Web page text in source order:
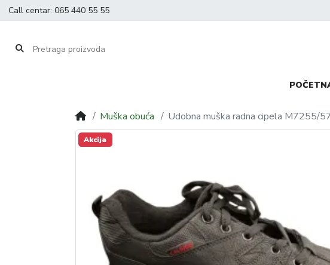
Call centar: 065 440 55 55
Muška obuća Udobna muška radna cipela M7255/
Akcija